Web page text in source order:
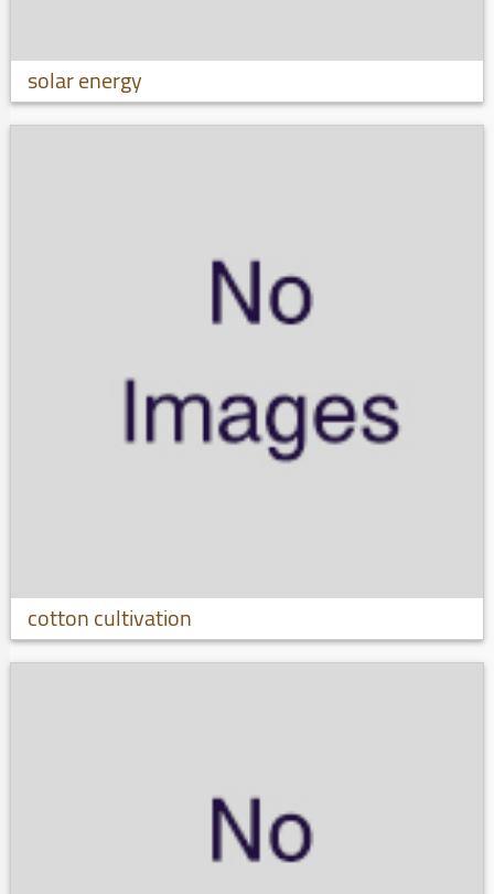
solar energy
cotton cultivation